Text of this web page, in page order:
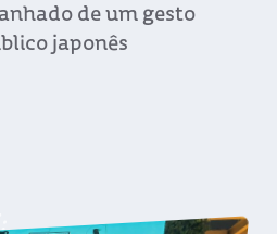
de um gesto
japonês